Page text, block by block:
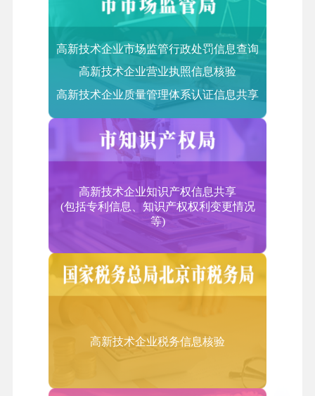
一、信息技术外包服务（ITO）
软件研发及开服务、软件技术服务
2.信息技术研发服务外包
集成电路和电子电路设计、测试平台
3.信息系统运营维护外包
信息系统运营和维护服务、基础信息技术服务
二、技术性业务流程外包服务（BPO）
企业业务流程设计服务、企业内部管理服务、企业供
应链管理服务
三、技术性知识流程外包服务（KPO）
知识产权研究、医药和生物技术研发和测试、产品技
术研发、工业设计、分析学和数据挖掘、动漫及网游
设计研发、教育课件研发、工程设计等领域。
1.信息系统集成服务
备现场组装、软件安装与调试及相关运营维护支撑服
高新技术企业市场监管行政处罚信息查询
高新技术企业营业执照信息核验
高新技术企业质量管理体系认证信息共享
高新技术企业知识产权信息共享
(包括专利信息、知识产权权利变更情况
等)
高新技术企业税务信息核验